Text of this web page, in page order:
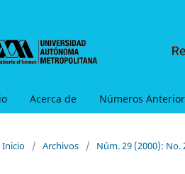
Acerca de Números
Inicio / Archivos / Núm. 29 (2000):